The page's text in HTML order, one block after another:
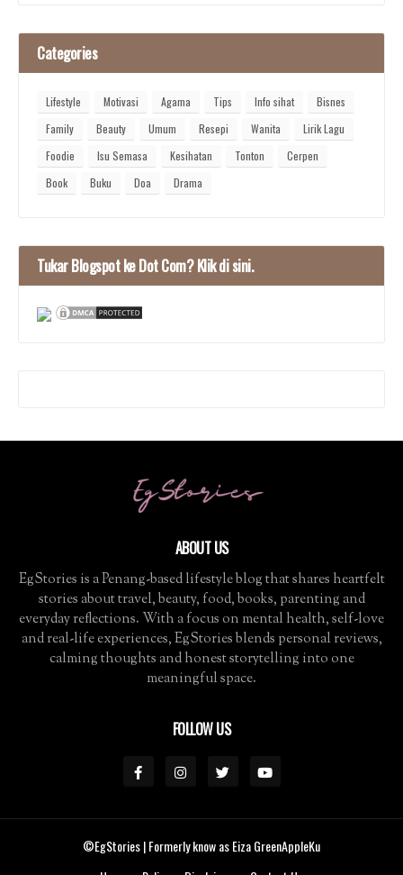
Categories
Lifestyle Motivasi Agama Tips Info sihat
Bisnes
Family
Beauty Umum Resepi Wanita
Lirik Lagu
Foodie
Isu Semasa Kesihatan Tonton
Cerpen
Book
Buku Doa Drama
Tukar Blogspot ke Dot Com? Klik di sini.
ABOUT US
EgStories is a Penang-based lifestyle blog that shares heartfelt
stories about travel, beauty, food, books, parenting and
everyday reflections. With a focus on mental health, self-love
and real-life experiences, EgStories blends personal reviews,
calming thoughts and honest storytelling into one
meaningful space.
FOLLOW US
©EgStories| Formerly know as Eiza GreenAppleKu